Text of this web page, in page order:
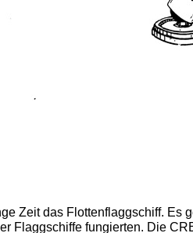
Zeit das Flottenflaggschiff. Es
Flaggschiffe fungierten. Die